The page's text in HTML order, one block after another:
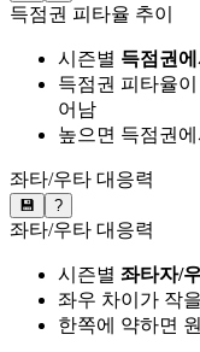
득점권 피타율 추이
시즌별 득점권
득점권 피타율
어남
높으면 득점권
좌타/우타 대응력
💾 ?
좌타/우타 대응력
시즌별 좌타자/
좌우 차이가 작
한쪽에 약하면